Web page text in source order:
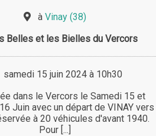
àVinay (38)
Belles et les Bielles du Vercors
15 juin 2024 à 10h30
dans le Vercors le Samedi 15 et
Juin avec un départ de VINAY vers
à 20 véhicules d'avant 1940.
Pour [...]